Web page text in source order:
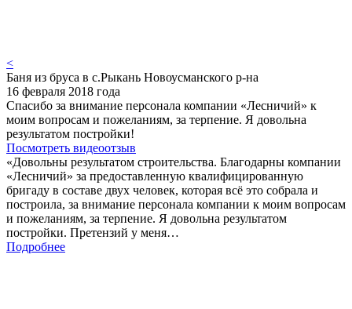
<
Баня из бруса в с.Рыкань Новоусманского р-на
16 февраля 2018 года
Спасибо за внимание персонала компании «Лесничий» к
моим вопросам и пожеланиям, за терпение. Я довольна
результатом постройки!
Посмотреть видеоотзыв
«Довольны результатом строительства. Благодарны компании
«Лесничий» за предоставленную квалифицированную
бригаду в составе двух человек, которая всё это собрала и
построила, за внимание персонала компании к моим вопросам
и пожеланиям, за терпение. Я довольна результатом
постройки. Претензий у меня…
Подробнее